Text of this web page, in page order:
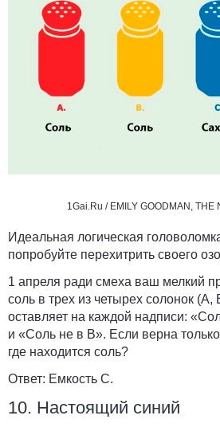
1Gai.Ru / EMILY GOODMAN, THE
Идеальная логическая
попробуйте перехитрить своего
1 апреля ради смеха ваш мелкий
соль в трех из четырех солонок (A,
оставляет на каждой надписи:
и «Соль не в B». Если верна
где находится соль?
Ответ: Емкость С.
10. Настоящий синий